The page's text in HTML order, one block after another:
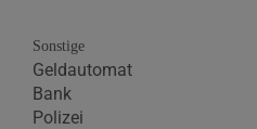
Sonstige
Geldautomat
Bank
Polizei